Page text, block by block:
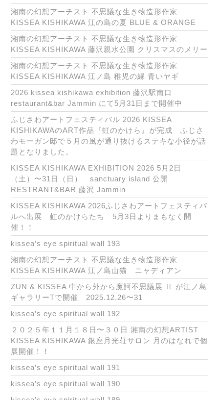
湘南の幻想アーチスト 不思議な生き物造形作家
KISSEA KISHIKAWA 江の島の夏 BLUE & ORANGE
湘南の幻想アーチスト 不思議な生き物造形作家
KISSEA KISHIKAWA 藤沢親水公園 クリスマスのメリー
湘南の幻想アーチスト 不思議な生き物造形作家
KISSEA KISHIKAWA 江ノ島 稚児の縁 青いヤギ
2026 kissea kishikawa exhibition 藤沢駅南口
restaurant&bar Jammin にて5月31日まで開催中
ふじさわアートフェスティバル 2026 KISSEA
KISHIKAWAのART作品『虹のかけら』が完成 ふじさ
わモーガン邸で５月の風が通り抜けるステキな小径が話
題となりました。
KISSEA KISHIKAWA EXHIBITION 2026 5月2日
（土）〜31日（日） sanctuary island 公開
RESTRANT&BAR 藤沢 Jammin
KISSEA KISHIKAWA 2026ふじさわアートフェスティバ
ルへ出展 虹のかけらたち 5月3日よりまもなく開
催！！
kissea’s eye spiritual wall 193
湘南の幻想アーチスト 不思議な生き物造形作家
KISSEA KISHIKAWA 江ノ島山猫 ニャディアン
ZUN & KISSEA 中から外から魔訶不思議展 Ⅱ が江ノ島
ギャラリーTで開催 2025.12.26〜31
kissea’s eye spiritual wall 192
２０２５年１１月１８日〜３０日 湘南の幻想ARTIST
KISSEA KISHIKAWA 銀座月光荘サロン 月のはなれで個
展開催！！
kissea’s eye spiritual wall 191
kissea’s eye spiritual wall 190